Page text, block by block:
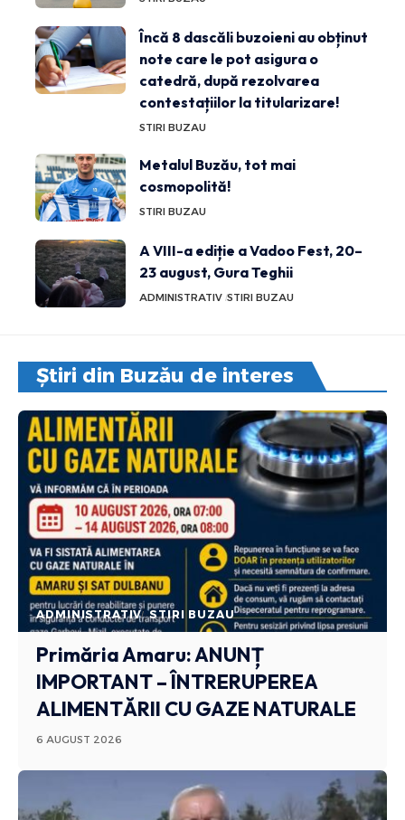
Încă 8 dascăli buzoieni au obținut
note care le pot asigura o
catedră, după rezolvarea
contestațiilor la titularizare!
STIRI BUZAU
Metalul Buzău, tot mai
cosmopolită!
STIRI BUZAU
A VIII-a ediție a Vadoo Fest, 20–
23 august, Gura Teghii
ADMINISTRATIV STIRI BUZAU
Știri din Buzău de interes
ADMINISTRATIV STIRI BUZAU
Primăria Amaru: ANUNȚ
IMPORTANT – ÎNTRERUPEREA
ALIMENTĂRII CU GAZE NATURALE
6 AUGUST 2026